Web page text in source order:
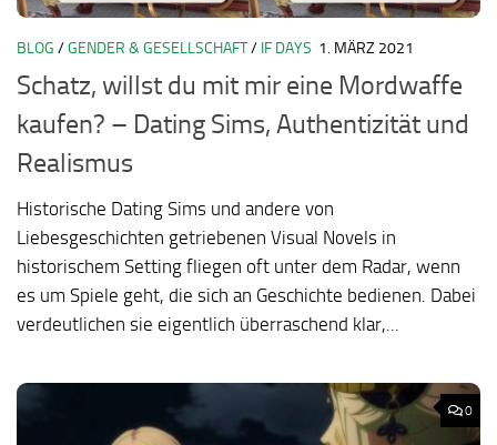
BLOG /GENDER & GESELLSCHAFT/ IF DAYS 1. MÄRZ 2021
Schatz, willst du mit mir eine Mordwaffe
kaufen? – Dating Sims, Authentizität und
Realismus
Historische Dating Sims und andere von
Liebesgeschichten getriebenen Visual Novels in
historischem Setting fliegen oft unter dem Radar, wenn
es um Spiele geht, die sich an Geschichte bedienen. Dabei
verdeutlichen sie eigentlich überraschend klar,...
0